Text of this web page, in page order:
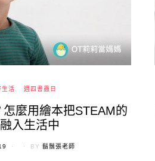
生活 週四書蟲日
麼用繪本把STEAM的
入生活中
BY 鬍鬚張老師